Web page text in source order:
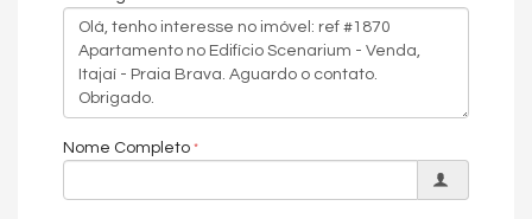
Área de Serviço
Sala de Estar
Sala de Jantar
Cozinha
Lavabo
Vista Panorâmica
Nome Completo